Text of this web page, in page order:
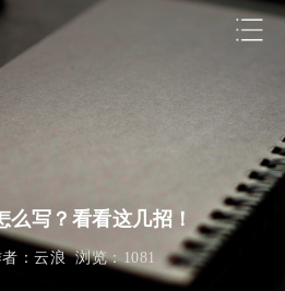
么写？看看这几招！
：云浪 浏览： 1081